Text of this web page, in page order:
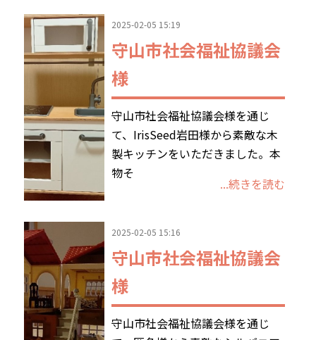
2025-02-05 15:19
守山市社会福祉協議会
様
守山市社会福祉協議会様を通じ
て、IrisSeed岩田様から素敵な木
製キッチンをいただきました。本
物そ
...続きを読む
2025-02-05 15:16
守山市社会福祉協議会
様
守山市社会福祉協議会様を通じ